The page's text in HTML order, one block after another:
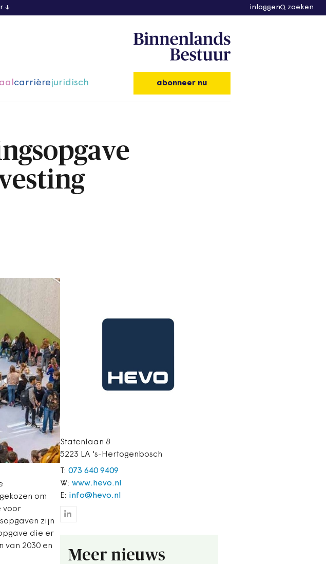
inloggen zoeken
carrièrejuridisch abonneer nu
om
voor
zijn
die er
van 2030 en
Statenlaan 8
5223 LA 's-Hertogenbosch
T: 073 640 9409
W: www.hevo.nl
E: info@hevo.nl
Meer nieuws